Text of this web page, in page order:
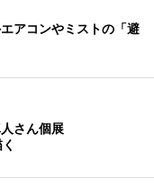
アコンやミストの「避
さん個展